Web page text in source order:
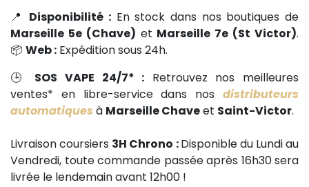
📍 Disponibilité : En stock dans nos boutiques de
Marseille 5e (Chave) et Marseille 7e (St Victor).
📦 Web : Expédition sous 24h.
🕒 SOS VAPE 24/7* : Retrouvez nos meilleures
ventes* en libre-service dans nos distributeurs
automatiques à Marseille Chaveet Saint-Victor.
Livraison coursiers 3H Chrono :Disponible du Lundi au
Vendredi, toute commande passée après 16h30 sera
livrée le lendemain avant 12h00 !